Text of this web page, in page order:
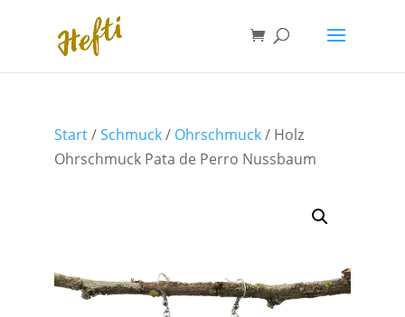
Start/Schmuck/ Ohrschmuck/ Holz
Ohrschmuck Pata de Perro Nussbaum